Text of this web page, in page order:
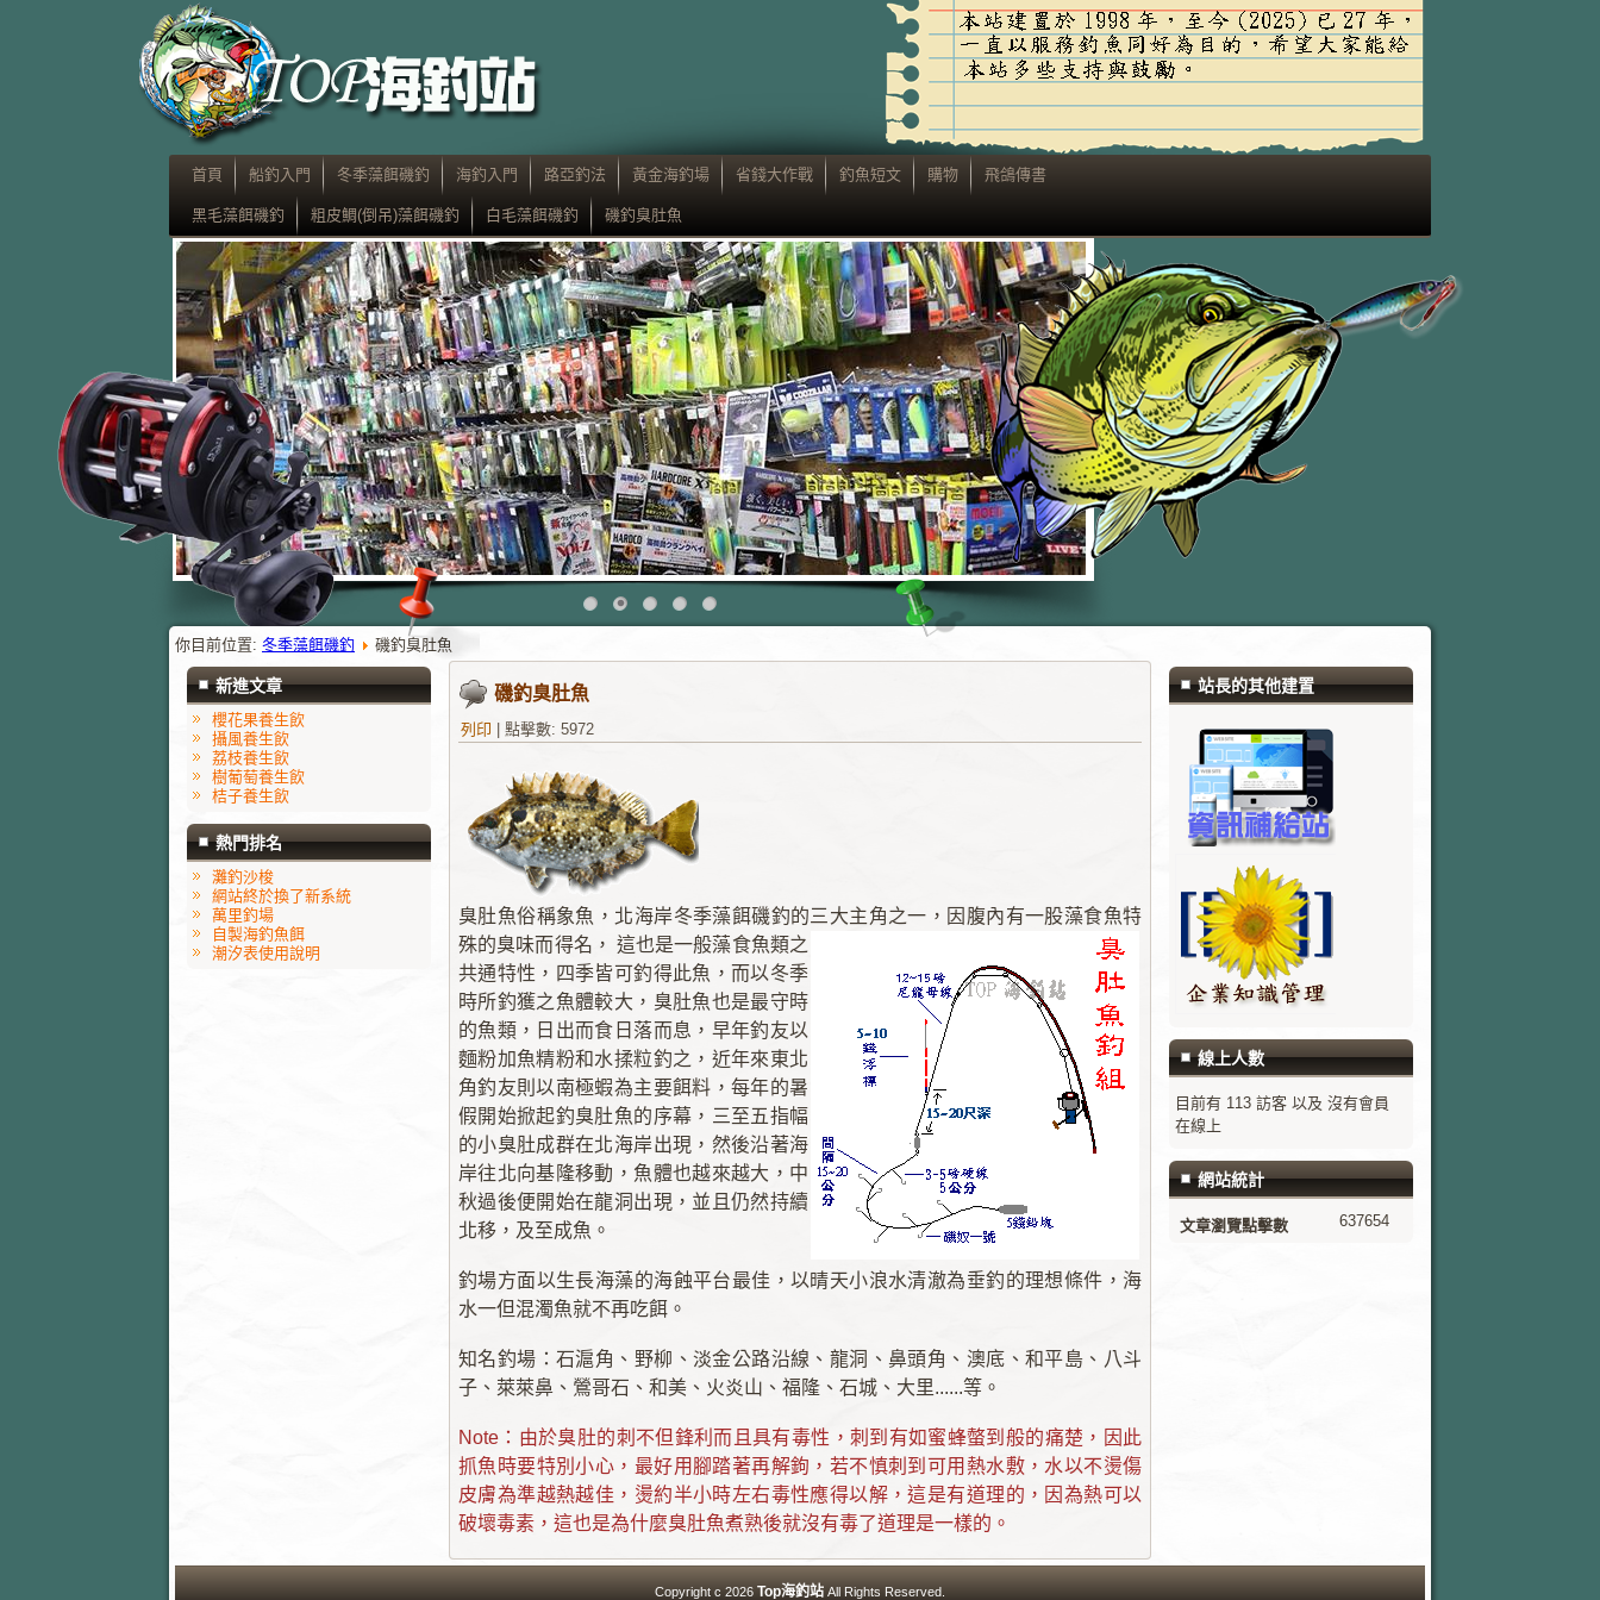
首頁 船釣入門 冬季藻餌磯釣 海釣入門 路亞釣法 黃金海釣場 省錢大作戰 釣魚短文 購物 飛鴿傳書
黑毛藻餌磯釣 粗皮鯛(倒吊)藻餌磯釣 白毛藻餌磯釣 磯釣臭肚魚
你目前位置: 冬季藻餌磯釣 磯釣臭肚魚
新進文章
櫻花果養生飲
攝風養生飲
荔枝養生飲
樹葡萄養生飲
桔子養生飲
熱門排名
灘釣沙梭
網站終於換了新系統
萬里釣場
自製海釣魚餌
潮汐表使用說明
磯釣臭肚魚
列印 點擊數: 5972
臭肚魚俗稱象魚，北海岸冬季藻餌磯釣的三大主角之一，因腹內有一股藻食魚特
殊的臭味而得名， 這也是一般藻食魚類之
共通特性，四季皆可釣得此魚，而以冬季
時所釣獲之魚體較大，臭肚魚也是最守時
的魚類，日出而食日落而息，早年釣友以
麵粉加魚精粉和水揉粒釣之，近年來東北
角釣友則以南極蝦為主要餌料，每年的暑
假開始掀起釣臭肚魚的序幕，三至五指幅
的小臭肚成群在北海岸出現，然後沿著海
岸往北向基隆移動，魚體也越來越大，中
秋過後便開始在龍洞出現，並且仍然持續
北移，及至成魚。
釣場方面以生長海藻的海蝕平台最佳，以晴天小浪水清澈為垂釣的理想條件，海
水一但混濁魚就不再吃餌。
知名釣場：石滬角、野柳、淡金公路沿線、龍洞、鼻頭角、澳底、和平島、八斗
子、萊萊鼻、鶯哥石、和美、火炎山、福隆、石城、大里......等。
Note：由於臭肚的刺不但鋒利而且具有毒性，刺到有如蜜蜂螫到般的痛楚，因此
抓魚時要特別小心，最好用腳踏著再解鉤，若不慎刺到可用熱水敷，水以不燙傷
皮膚為準越熱越佳，燙約半小時左右毒性應得以解，這是有道理的，因為熱可以
破壞毒素，這也是為什麼臭肚魚煮熟後就沒有毒了道理是一樣的。
站長的其他建置
線上人數
目前有 113 訪客 以及 沒有會員
在線上
網站統計
文章瀏覽點擊數 637654
Copyright c 2026 Top海釣站 All Rights Reserved.